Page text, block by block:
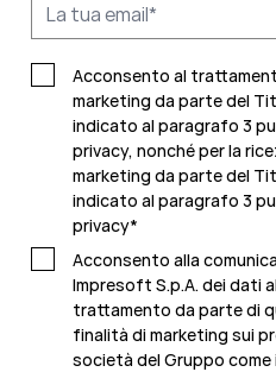
Acconsento al
marketing da parte del
indicato al paragrafo 3
privacy, nonché per la
marketing da parte del
indicato al paragrafo 3
privacy*
Acconsento alla
Impresoft S.p.A. dei dati
trattamento da parte di
finalità di marketing sui
società del Gruppo